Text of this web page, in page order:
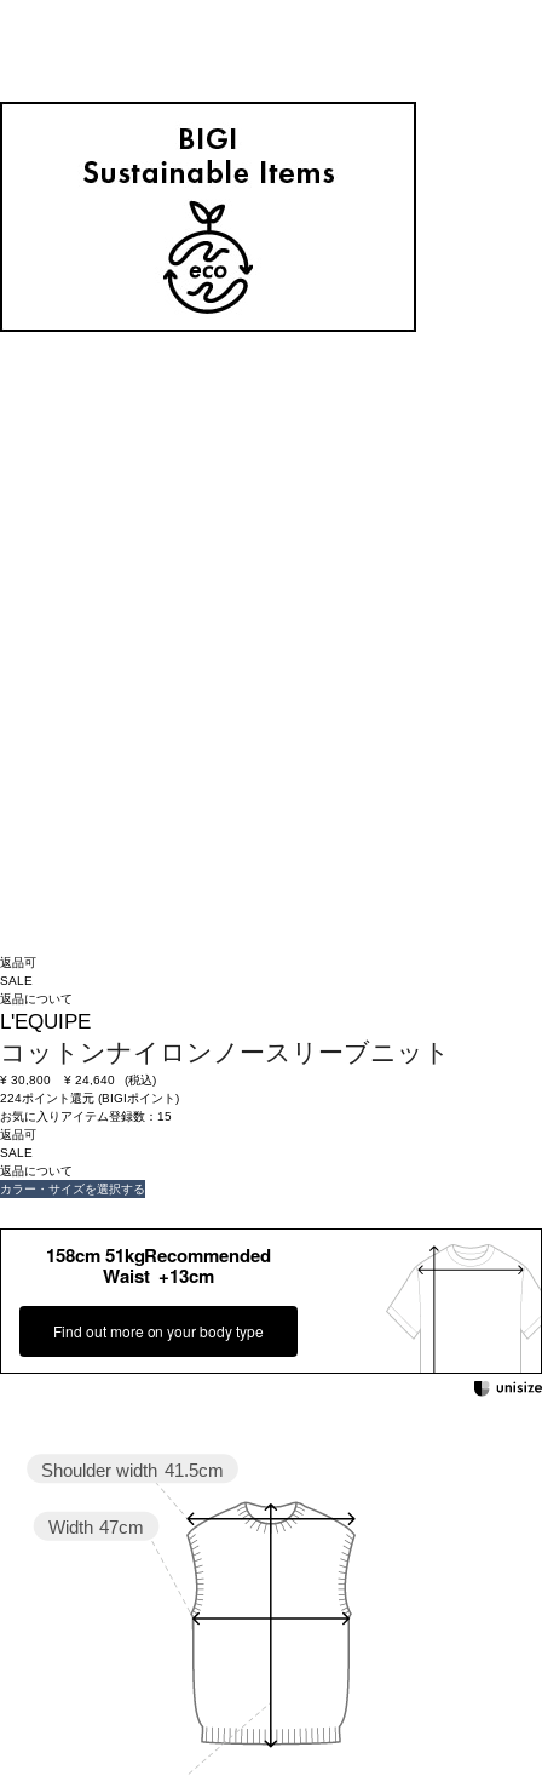
返品可
SALE
返品について
L'EQUIPE
コットンナイロンノースリーブニット
¥ 30,800 ¥ 24,640
(税込)
224ポイント還元 (BIGIポイント)
お気に入りアイテム登録数： 15
返品可
SALE
返品について
カラー・サイズを選択する
158cm 51kgRecommended
Waist +13cm
Find out more on your body type
Width 47cm
Shoulder width 41.5cm